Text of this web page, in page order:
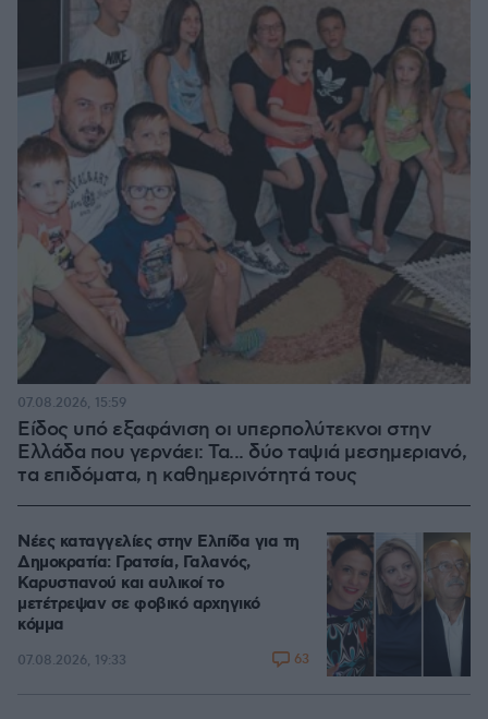
Είδος υπό εξαφάνιση οι υπερπολύτεκνοι στην
Ελλάδα που γερνάει: Τα... δύο ταψιά μεσημεριανό,
τα επιδόματα, η καθημερινότητά τους
07.08.2026, 15:59
Νέες καταγγελίες στην Ελπίδα για τη
Δημοκρατία: Γρατσία, Γαλανός,
Καρυστιανού και αυλικοί το
μετέτρεψαν σε φοβικό αρχηγικό
κόμμα
07.08.2026, 19:33 63